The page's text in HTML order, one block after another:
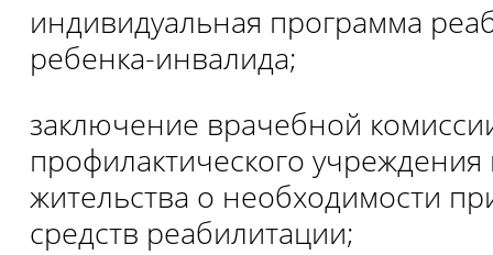
индивидуальная программа
ребенка-инвалида;
заключение врачебной
профилактического учреждения
жительства о необходимости
средств реабилитации;